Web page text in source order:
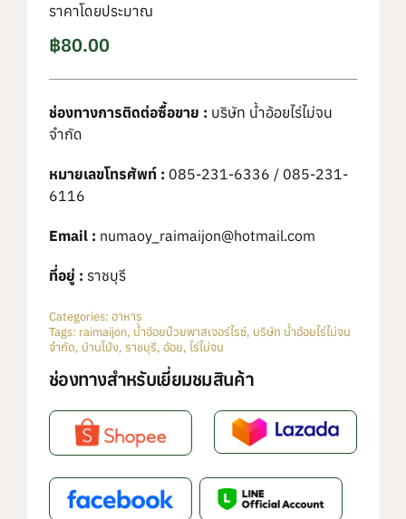
ราคาโดยประมาณ
฿80.00
ช่องทางการติดต่อซื้อขาย : บริษัท น้ำอ้อยไร่ไม่จน
จำกัด
หมายเลขโทรศัพท์ : 085-231-6336 / 085-231-
6116
Email : numaoy_raimaijon@hotmail.com
ที่อยู่ : ราชบุรี
Categories: อาหาร
Tags: raimaijon, น้ำอ้อยบ๊วยพาสเจอร์ไรซ์, บริษัท น้ำอ้อยไร่ไม่จน
จำกัด, บ้านโป่ง, ราชบุรี, อ้อย, ไร่ไม่จน
ช่องทางสำหรับเยี่ยมชมสินค้า